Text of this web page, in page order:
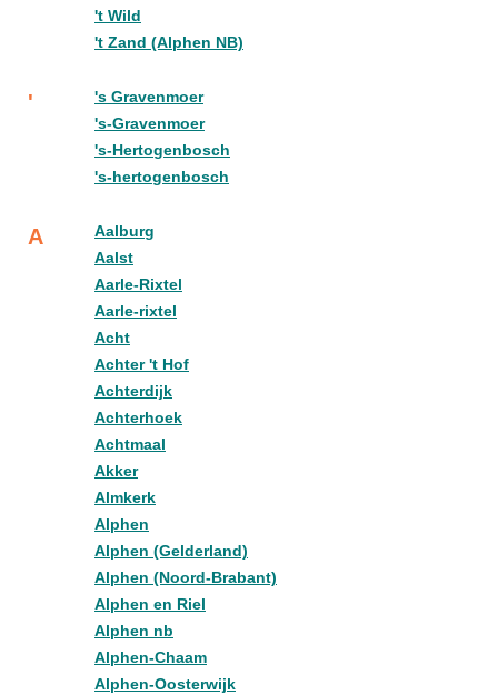
't Wild
't Zand (Alphen NB)
'
's Gravenmoer
's-Gravenmoer
's-Hertogenbosch
's-hertogenbosch
A
Aalburg
Aalst
Aarle-Rixtel
Aarle-rixtel
Acht
Achter 't Hof
Achterdijk
Achterhoek
Achtmaal
Akker
Almkerk
Alphen
Alphen (Gelderland)
Alphen (Noord-Brabant)
Alphen en Riel
Alphen nb
Alphen-Chaam
Alphen-Oosterwijk